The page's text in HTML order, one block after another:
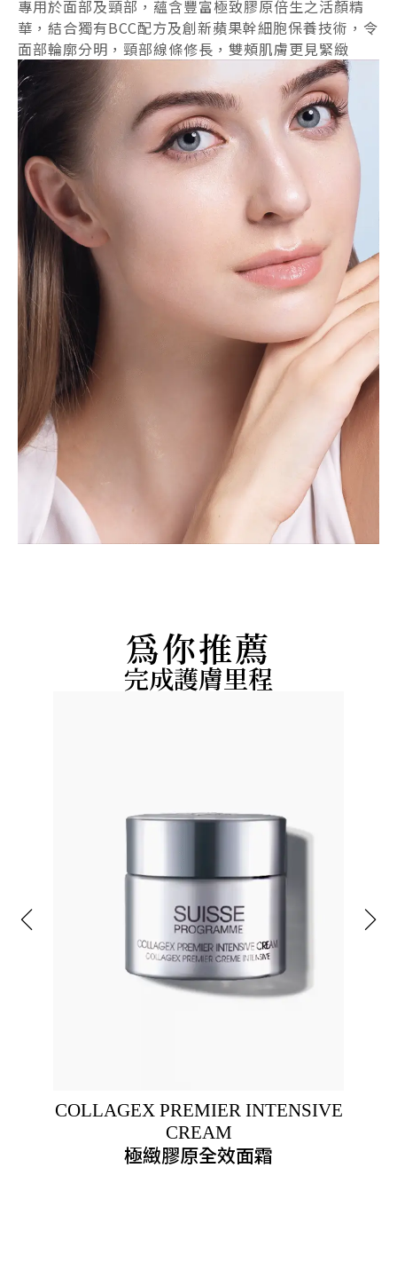
專用於面部及頸部，蘊含豐富極致膠原倍生之活顏精
華，結合獨有BCC配方及創新蘋果幹細胞保養技術，令
面部輪廓分明，頸部線條修長，雙頰肌膚更見緊緻
為你推薦
完成護膚里程
COLLAGEX PREMIER INTENSIVE
CREAM
極緻膠原全效面霜